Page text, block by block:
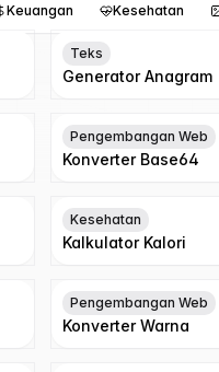
Keuangan Kesehatan
Teks
Generator Anagram
Pengembangan Web
Konverter Base64
Kesehatan
Kalkulator Kalori
Pengembangan Web
Konverter Warna